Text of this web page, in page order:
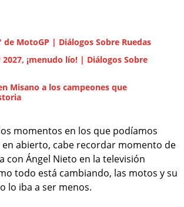
MotoGP | Diálogos Sobre Ruedas
¡menudo lío! | Diálogos Sobre
Misano a los campeones que
momentos en los que podíamos
abierto, cabe recordar momento de
con Ángel Nieto en la televisión
todo está cambiando, las motos y su
lo iba a ser menos.